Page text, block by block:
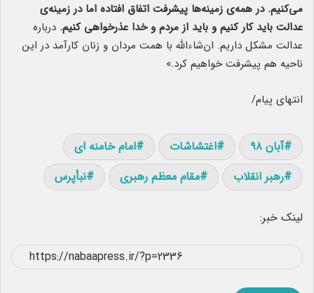
می‌کنیم. در همه‌ی زمینه‌ها پیشرفت اتفاق افتاده اما در زمینه‌ی
عدالت باید کار کنیم و باید از مردم و خدا عذرخواهی کنیم. درباره
عدالت مشکل داریم. ان‌شاءالله با همت مردان و زنان کارآمد در این
ناحیه هم پیشرفت خواهیم کرد.»
انتهای پیام/
آبان ۹۸ اغتشاشات
امام خامنه ای
رهبر انقلاب
مقام معظم رهبری نبأپرس
لینک خبر: